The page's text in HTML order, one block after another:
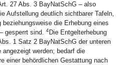
27 Abs. 3 BayNatSchG – also
Aufstellung deutlich sichtbarer Tafeln,
beziehungsweise die Erhebung eines
gesperrt sind. 4Die Entgelterhebung
1 Satz 2 BayNatSchG der unteren
angezeigt werden; bedarf die
einer behördlichen Gestattung nach